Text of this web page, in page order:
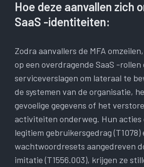
Hoe deze aanvallen zich
SaaS -identiteiten:
Zodra aanvallers de MFA
op een overdragende SaaS -rollen
serviceverslagen om lateraal te
de systemen van de organisatie,
gevoelige gegevens of het
activiteiten onderweg. Hun acties
legitiem gebruikersgedrag (T1078)
wachtwoordresets aangedreven
imitatie (T1556.003), krijgen ze